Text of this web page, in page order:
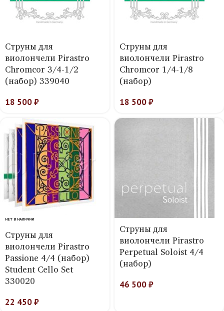
Струны для
виолончели Pirastro
Chromcor 3/4-1/2
(набор) 339040
18 500₽
Струны для
виолончели Pirastro
Chromcor 1/4-1/8
(набор)
18 500₽
НЕТ В НАЛИЧИИ
Струны для
виолончели Pirastro
Passione 4/4 (набор)
Student Cello Set
330020
22 450₽
Струны для
виолончели Pirastro
Perpetual Soloist 4/4
(набор)
46 500₽